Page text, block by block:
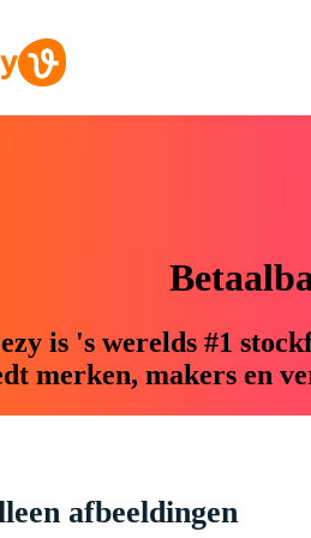
is 's werelds #1
merken, makers en
afbeeldingen